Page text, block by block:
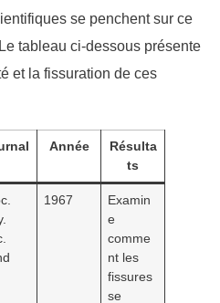
se penchent sur ce
tableau ci-dessous présente
et la fissuration de ces
Année
Résulta
ts
1967
Examin
e
comme
nt les
fissures
se